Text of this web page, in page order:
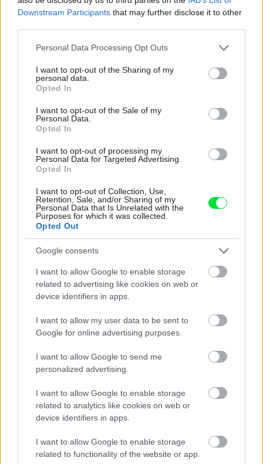
Downstream Participants that may further disclose it to other
Please note that this website/app uses one or more Google
not limited to your visit or usage behaviour. You may click to
grant or deny consent to Google and its third-party tags to
use your data for below specified purposes in below Google
consent section.
Personal Data Processing Opt Outs
I want to opt-out of the Sharing of my
personal data.
Opted In
I want to opt-out of the Sale of my
Personal Data.
Opted In
I want to opt-out of processing my
Personal Data for Targeted Advertising.
Opted In
I want to opt-out of Collection, Use,
Retention, Sale, and/or Sharing of my
Personal Data that Is Unrelated with the
Purposes for which it was collected.
Opted Out
Google consents
I want to allow Google to enable storage
related to advertising like cookies on web or
device identifiers in apps.
I want to allow my user data to be sent to
Google for online advertising purposes.
I want to allow Google to send me
personalized advertising.
I want to allow Google to enable storage
related to analytics like cookies on web or
device identifiers in apps.
I want to allow Google to enable storage
related to functionality of the website or app.
Deti už odrástli, tak si rodičia vytvorili dom
podľa seba. Majú perfektné bývanie pre
svoj život i pre vnúčatá
Ako vybrať dlažbu na záhrady: ktorý
materiál vydrží záťaž, ktorý môže kĺzať a
pri čom rátať s častou údržbou?